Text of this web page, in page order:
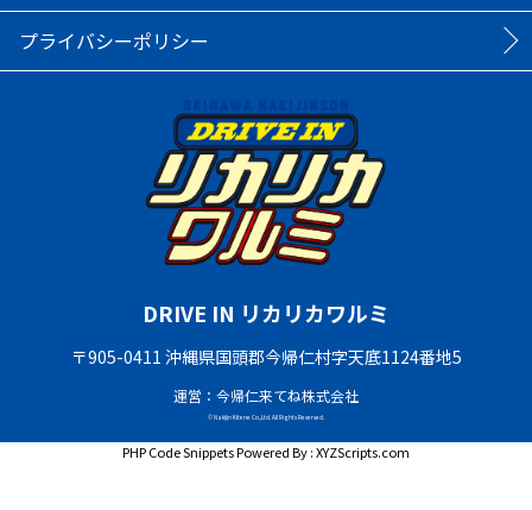
プライバシーポリシー
DRIVE IN リカリカワルミ
〒905-0411 沖縄県国頭郡今帰仁村字天底1124番地5
運営：今帰仁来てね株式会社
© Nakijin Kitene Co.,Ltd. All Rights Reserved.
PHP Code SnippetsPowered By :XYZScripts.com